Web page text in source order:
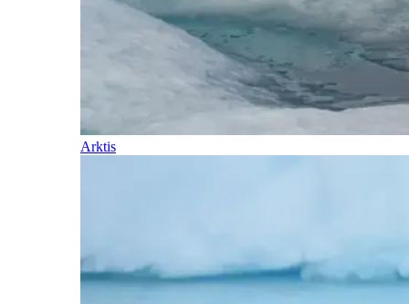
Arktis